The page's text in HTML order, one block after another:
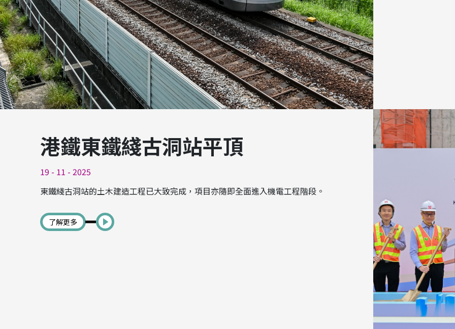
港鐵東鐵綫古洞站平頂
19 - 11 - 2025
東鐵綫古洞站的土木建造工程已大致完成，項目亦隨即全面進入機電工程階段。
了解更多